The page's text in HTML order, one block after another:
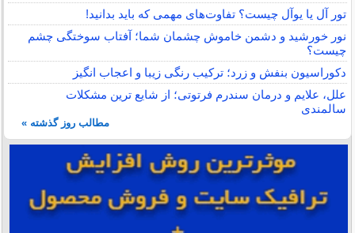
تور آل یا یوآل چیست؟ تفاوت‌های مهمی که باید بدانید!
نور خورشید و دشمن خاموش چشمان شما؛ آفتاب سوختگی چشم
چیست؟
دکوراسیون بنفش و زرد؛ ترکیب رنگی زیبا و اعجاب انگیز
علل، علایم و درمان سندرم فرتوتی؛ از شایع ترین مشکلات
سالمندی
مطالب روز گذشته »